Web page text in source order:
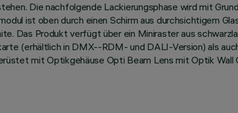
Die nachfolgende Lackierungsphase wird mit
ist oben durch einen Schirm aus durchsichtigem
Das Produkt verfügt über ein Miniraster aus
(erhältlich in DMX--RDM- und DALI-Version) als
mit Optikgehäuse Opti Beam Lens mit Optik Wall